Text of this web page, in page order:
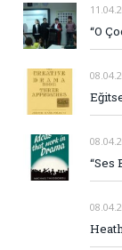
“O
“Ses